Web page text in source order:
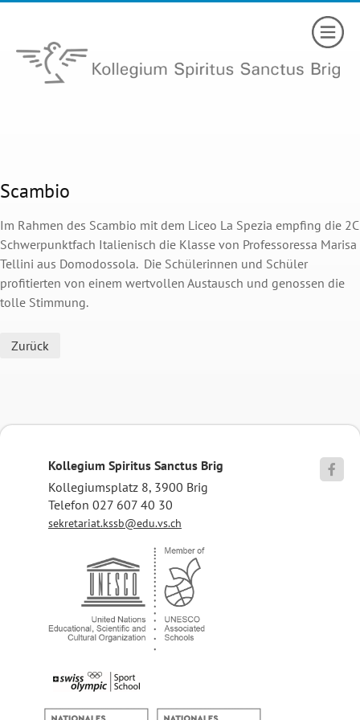
Scambio
Im Rahmen des Scambio mit dem Liceo La Spezia empfing die 2C
Schwerpunktfach Italienisch die Klasse von Professoressa Marisa
Tellini aus Domodossola. Die Schülerinnen und Schüler
profitierten von einem wertvollen Austausch und genossen die
tolle Stimmung.
Zurück
Kollegium Spiritus Sanctus Brig
Kollegiumsplatz 8, 3900 Brig
Telefon 027 607 40 30
sekretariat.kssb@edu.vs.ch
